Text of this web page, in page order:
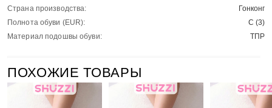
Страна производства:
Гонконг
Полнота обуви (EUR):
С (3)
Материал подошвы обуви:
ТПР
ПОХОЖИЕ ТОВАРЫ